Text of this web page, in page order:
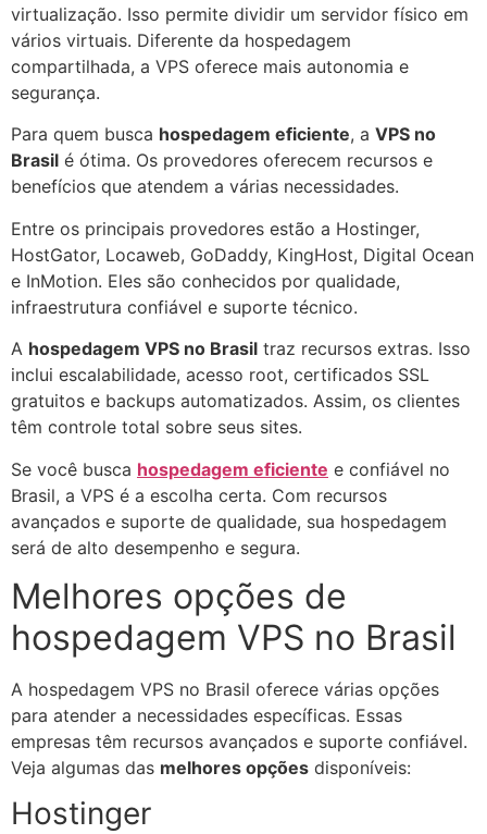
virtualização. Isso permite dividir um servidor físico em
vários virtuais. Diferente da hospedagem
compartilhada, a VPS oferece mais autonomia e
segurança.
Para quem busca hospedagem eficiente, a VPS no
Brasil é ótima. Os provedores oferecem recursos e
benefícios que atendem a várias necessidades.
Entre os principais provedores estão a Hostinger,
HostGator, Locaweb, GoDaddy, KingHost, Digital Ocean
e InMotion. Eles são conhecidos por qualidade,
infraestrutura confiável e suporte técnico.
A hospedagem VPS no Brasil traz recursos extras. Isso
inclui escalabilidade, acesso root, certificados SSL
gratuitos e backups automatizados. Assim, os clientes
têm controle total sobre seus sites.
Se você busca hospedagem eficiente e confiável no
Brasil, a VPS é a escolha certa. Com recursos
avançados e suporte de qualidade, sua hospedagem
será de alto desempenho e segura.
Melhores opções de
hospedagem VPS no Brasil
A hospedagem VPS no Brasil oferece várias opções
para atender a necessidades específicas. Essas
empresas têm recursos avançados e suporte confiável.
Veja algumas das melhores opções disponíveis:
Hostinger